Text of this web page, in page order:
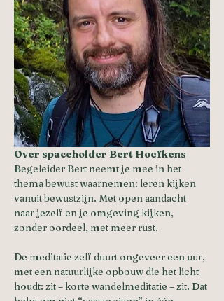
Over spaceholder Bert Hoefkens
Begeleider Bert neemt je mee in het
thema bewust waarnemen: leren kijken
vanuit bewustzijn. Met open aandacht
naar jezelf en je omgeving kijken,
zonder oordeel, met meer rust.
De meditatie zelf duurt ongeveer een uur,
met een natuurlijke opbouw die het licht
houdt: zit – korte wandelmeditatie – zit. Dat